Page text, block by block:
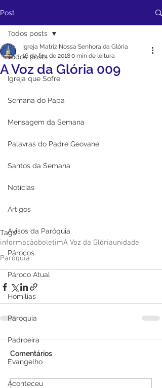
Post
Todos posts
Igreja que Sofre
Semana do Papa
Mensagem da Semana
Palavras do Padre Geovane
Santos da Semana
Notícias
Artigos
Avisos da Paróquia
Párocos
Pároco Atual
Homilias
Paróquia
Padroeira
Evangelho
Aconteceu
Todos posts
A Voz da Glória 009
Igreja Matriz Nossa Senhora da Glória
16 de fev. de 20180 min de leitura
Tags:
informaçãoboletimA Voz da Glóriaunidade
Paróquia
Comentários